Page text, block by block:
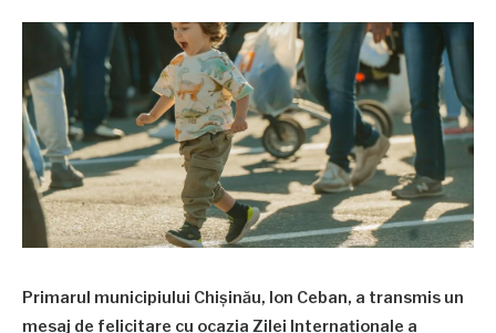
Primarul municipiului Chișinău, Ion Ceban, a transmis un
mesaj de felicitare cu ocazia Zilei Internaționale a